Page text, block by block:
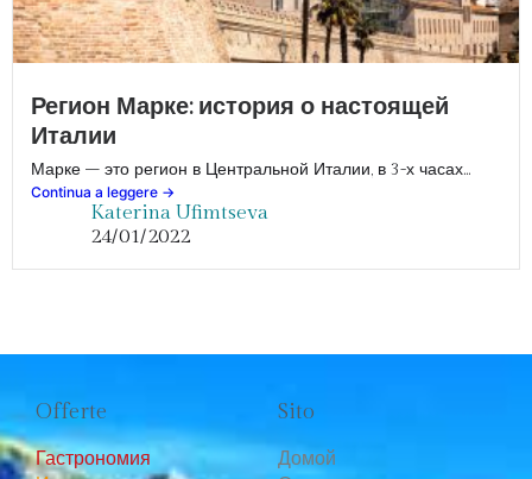
Регион Марке: история о настоящей
Италии
Марке – это регион в Центральной Италии, в 3-х часах...
Continua a leggere ->
Katerina Ufimtseva
24/01/2022
Offerte
Гастрономия
Sito
Домой